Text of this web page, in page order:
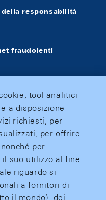
responsabilità
fraudolenti
tool analitici
a disposizione
richiesti, per
per offrire
per
suo utilizzo al fine
riguardo si
a fornitori di
il mondo), dei